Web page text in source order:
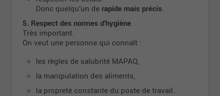
Donc quelqu’un de rapide mais précis.
5. Respect des normes d’hygiène
Très important.
On veut une personne qui connaît :
les règles de salubrité MAPAQ,
la manipulation des aliments,
la propreté constante du poste de travail.